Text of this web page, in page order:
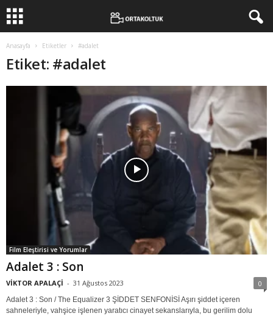
Anasayfa Etiketler #adalet
Etiket: #adalet
Film Eleştirisi ve Yorumlar
Adalet 3 : Son
VİKTOR APALAÇİ - 31 Ağustos 2023 0
Adalet 3 : Son / The Equalizer 3 ŞİDDET SENFONİSİ Aşırı şiddet içeren
sahneleriyle, vahşice işlenen yaratıcı cinayet sekanslarıyla, bu gerilim dolu